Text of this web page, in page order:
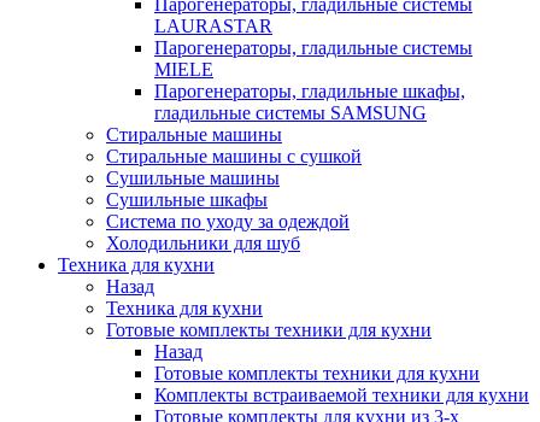
Парогенераторы, гладильные системы
LAURASTAR
Парогенераторы, гладильные системы
MIELE
Парогенераторы, гладильные шкафы,
гладильные системы SAMSUNG
Стиральные машины
Стиральные машины с сушкой
Сушильные машины
Сушильные шкафы
Система по уходу за одеждой
Холодильники для шуб
Техника для кухни
Назад
Техника для кухни
Готовые комплекты техники для кухни
Назад
Готовые комплекты техники для кухни
Комплекты встраиваемой техники для кухни
Готовые комплекты для кухни из 3-х